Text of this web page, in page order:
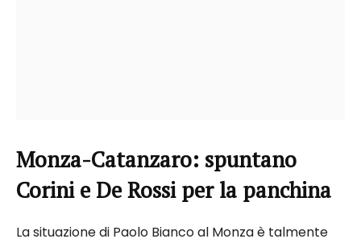
Monza-Catanzaro: spuntano
Corini e De Rossi per la panchina
La situazione di Paolo Bianco al Monza è talmente